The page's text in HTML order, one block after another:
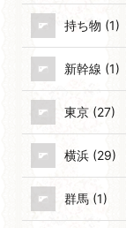
持ち物 (1)
新幹線 (1)
東京 (27)
横浜 (29)
群馬 (1)